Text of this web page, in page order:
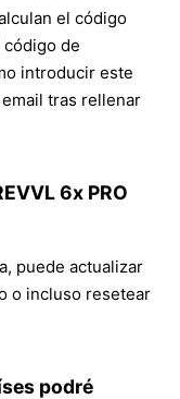
el código
de
introducir este
tras rellenar
6x PRO
puede actualizar
o incluso resetear
podré